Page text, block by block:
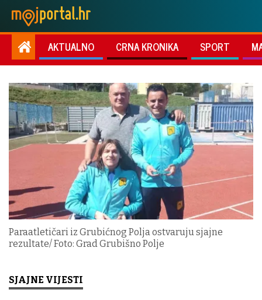
AKTUALNO CRNA KRONIKA SPORT
Paraatletičari iz Grubićnog Polja ostvaruju sjajne
rezultate/ Foto: Grad Grubišno Polje
SJAJNE VIJESTI